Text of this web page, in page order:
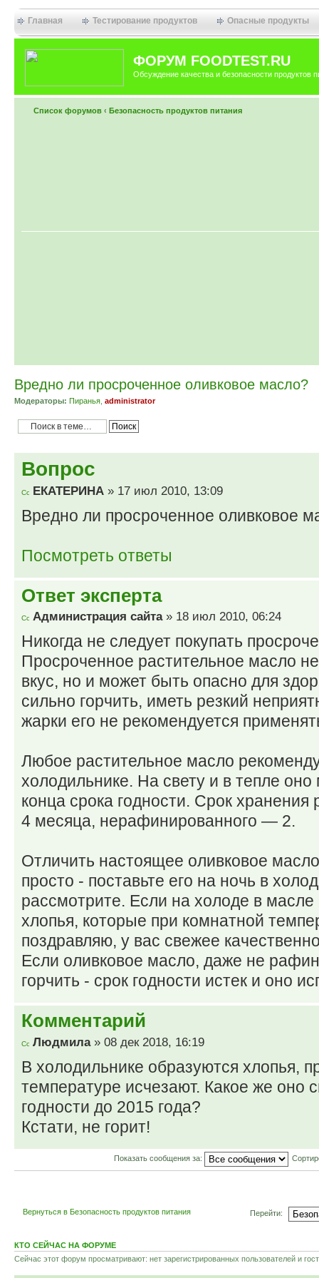
Главная Тестирование продуктов Опасные продукты
ФОРУМ FOODTEST.RU
Обсуждение качества и безопасности продуктов
Список форумов ‹ Безопасность продуктов питания
Вредно ли просроченное оливковое масло?
Модераторы: Пиранья administrator
Вопрос
ЕКАТЕРИНА » 17 июл 2010, 13:09
Вредно ли просроченное оливковое
Посмотреть ответы
Ответ эксперта
Администрация сайта» 18 июл 2010, 06:24
Никогда не следует покупать
Просроченное растительное масло
вкус, но и может быть опасно для
сильно горчить, иметь резкий
жарки его не рекомендуется
Любое растительное масло
холодильнике. На свету и в тепле
конца срока годности. Срок
4 месяца, нерафинированного — 2.
Отличить настоящее оливковое
просто - поставьте его на ночь в
рассмотрите. Если на холоде в
хлопья, которые при комнатной
поздравляю, у вас свежее
Если оливковое масло, даже не
горчить - срок годности истек и оно
Комментарий
Людмила» 08 дек 2018, 16:19
В холодильнике образуются хлопья,
температуре исчезают. Какое же оно
годности до 2015 года?
Кстати, не горит!
Показать сообщения за:
Вернуться в Безопасность продуктов питания Перейти:
КТО СЕЙЧАС НА ФОРУМЕ
Сейчас этот форум просматривают: нет зарегистрированных пользователей и